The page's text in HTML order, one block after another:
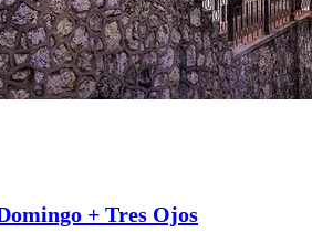
+ Tres Ojos